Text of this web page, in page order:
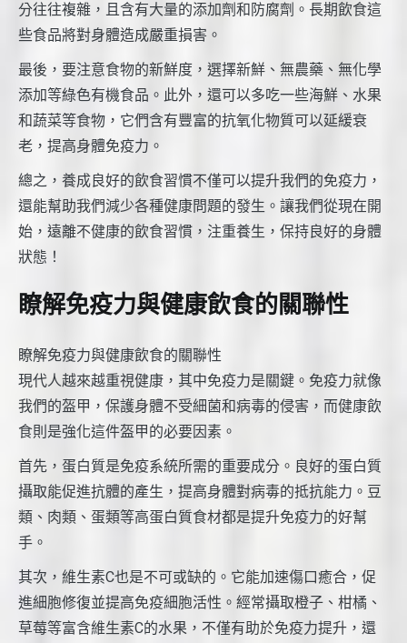
分往往複雜，且含有大量的添加劑和防腐劑。長期飲食這
些食品將對身體造成嚴重損害。
最後，要注意食物的新鮮度，選擇新鮮、無農藥、無化學
添加等綠色有機食品。此外，還可以多吃一些海鮮、水果
和蔬菜等食物，它們含有豐富的抗氧化物質可以延緩衰
老，提高身體免疫力。
總之，養成良好的飲食習慣不僅可以提升我們的免疫力，
還能幫助我們減少各種健康問題的發生。讓我們從現在開
始，遠離不健康的飲食習慣，注重養生，保持良好的身體
狀態！
瞭解免疫力與健康飲食的關聯性
瞭解免疫力與健康飲食的關聯性
現代人越來越重視健康，其中免疫力是關鍵。免疫力就像
我們的盔甲，保護身體不受細菌和病毒的侵害，而健康飲
食則是強化這件盔甲的必要因素。
首先，蛋白質是免疫系統所需的重要成分。良好的蛋白質
攝取能促進抗體的產生，提高身體對病毒的抵抗能力。豆
類、肉類、蛋類等高蛋白質食材都是提升免疫力的好幫
手。
其次，維生素C也是不可或缺的。它能加速傷口癒合，促
進細胞修復並提高免疫細胞活性。經常攝取橙子、柑橘、
草莓等富含維生素C的水果，不僅有助於免疫力提升，還